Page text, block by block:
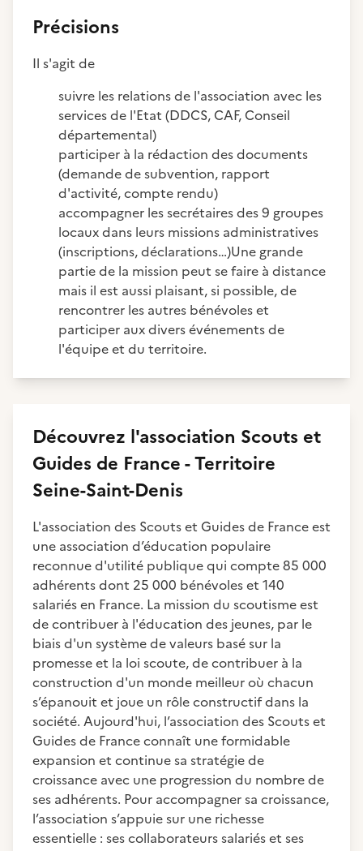
Précisions
Il s'agit de
suivre les relations de l'association avec les
services de l'Etat (DDCS, CAF, Conseil
départemental)
participer à la rédaction des documents
(demande de subvention, rapport
d'activité, compte rendu)
accompagner les secrétaires des 9 groupes
locaux dans leurs missions administratives
(inscriptions, déclarations…)Une grande
partie de la mission peut se faire à distance
mais il est aussi plaisant, si possible, de
rencontrer les autres bénévoles et
participer aux divers événements de
l'équipe et du territoire.
Découvrez l'association Scouts et
Guides de France - Territoire
Seine-Saint-Denis
L'association des Scouts et Guides de France est
une association d’éducation populaire
reconnue d'utilité publique qui compte 85 000
adhérents dont 25 000 bénévoles et 140
salariés en France. La mission du scoutisme est
de contribuer à l'éducation des jeunes, par le
biais d'un système de valeurs basé sur la
promesse et la loi scoute, de contribuer à la
construction d'un monde meilleur où chacun
s’épanouit et joue un rôle constructif dans la
société. Aujourd'hui, l’association des Scouts et
Guides de France connaît une formidable
expansion et continue sa stratégie de
croissance avec une progression du nombre de
ses adhérents. Pour accompagner sa croissance,
l’association s’appuie sur une richesse
essentielle : ses collaborateurs salariés et ses